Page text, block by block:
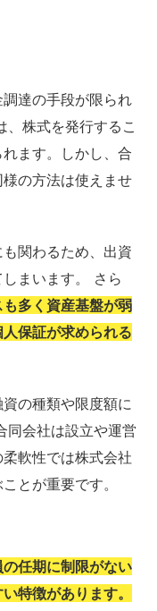
達の手段が限られ
、株式を発行するこ
ます。しかし、合
の方法は使えませ
関わるため、出資
まいます。 さら
多く資産基盤が弱
保証が求められる
の種類や限度額に
同会社は設立や運営
軟性では株式会社
とが重要です。
任期に制限がない
特徴があります。